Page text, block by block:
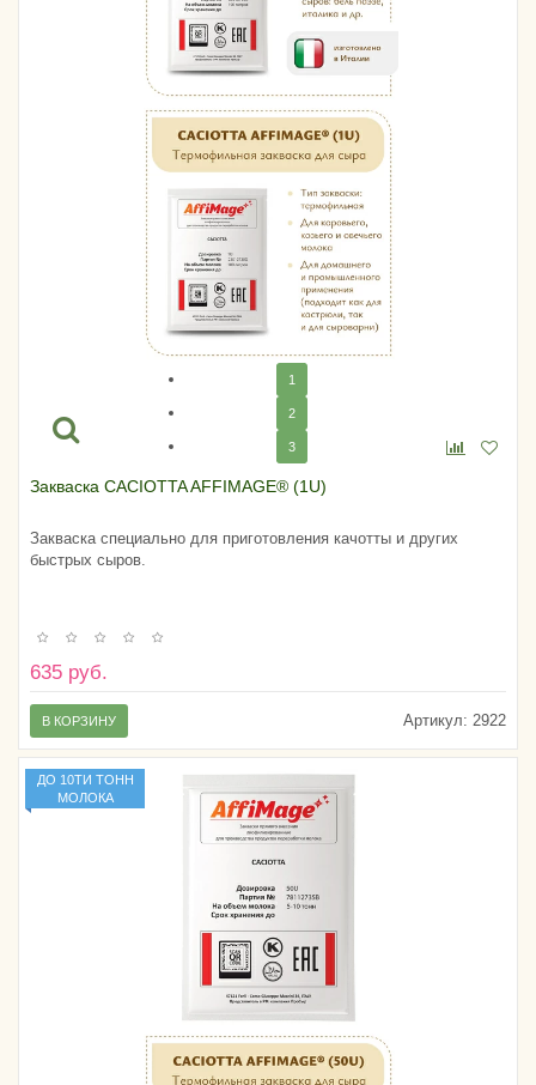
1
2
3
Закваска CACIOTTA AFFIMAGE® (1U)
Закваска специально для приготовления качотты и других
быстрых сыров.
635 руб.
Артикул: 2922
В КОРЗИНУ
ДО 10ТИ ТОНН
МОЛОКА